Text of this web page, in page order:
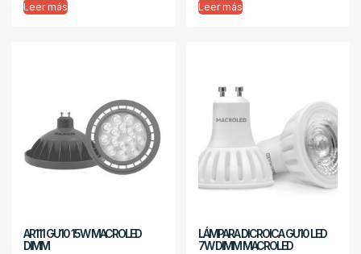
Leer más Leer más
AR111 GU10 15W MACROLED
DIMM
LÁMPARA DICROICA GU10 LED
7W DIMM MACROLED